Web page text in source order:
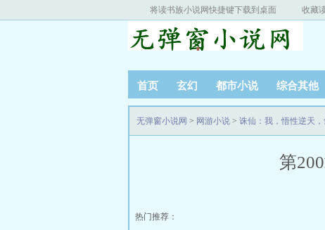
将读书族小说网快捷键下载到桌面 收藏
首页 玄幻 都市小说 综合其他
无弹窗小说网 > 网游小说 > 诛仙：我，悟性逆天，
第
热门推荐：